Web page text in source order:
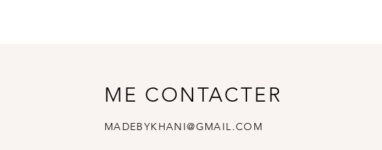
ME CONTACTER
MADEBYKHANI@GMAIL.COM